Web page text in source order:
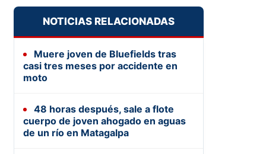
NOTICIAS RELACIONADAS
Muere joven de Bluefields tras
casi tres meses por accidente en
moto
48 horas después, sale a flote
cuerpo de joven ahogado en aguas
de un río en Matagalpa